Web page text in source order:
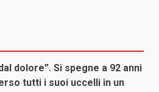
dolore”. Si spegne a 92 anni
tutti i suoi uccelli in un